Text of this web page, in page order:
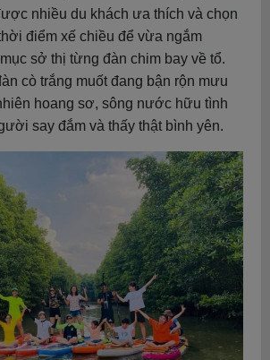
nhiều du khách ưa thích và chọn
điểm xế chiều để vừa ngắm
sở thị từng đàn chim bay về tổ.
cò trắng muốt đang bận rộn mưu
hoang sơ, sông nước hữu tình
say đắm và thấy thật bình yên.